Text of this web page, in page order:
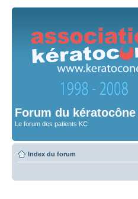
Forum du kératocône
Le forum des patients KC
Index du forum